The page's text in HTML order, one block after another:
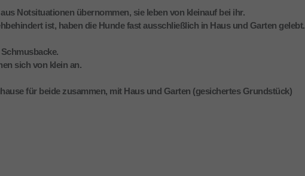
Notsituationen übernommen, sie leben von kleinauf bei ihr.
ist, haben die Hunde fast ausschließlich in Haus und Garten gelebt.
sich von klein an.
für beide zusammen, mit Haus und Garten (gesichertes Grundstück)